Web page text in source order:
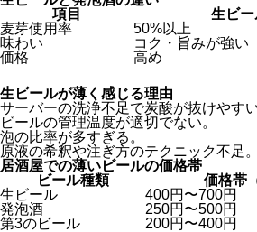
項目
生ビー
麦芽使用率
50%以上
味わい
コク・旨みが強い
価格
高め
生ビールが薄く感じる理由
サーバーの洗浄不足で炭酸が抜けやすい
ビールの管理温度が適切でない。
泡の比率が多すぎる。
原液の希釈や注ぎ方のテクニック不足。
居酒屋での薄いビールの価格帯
ビール種類
価格帯
生ビール
400円〜700円
発泡酒
250円〜500円
第3のビール
200円〜400円